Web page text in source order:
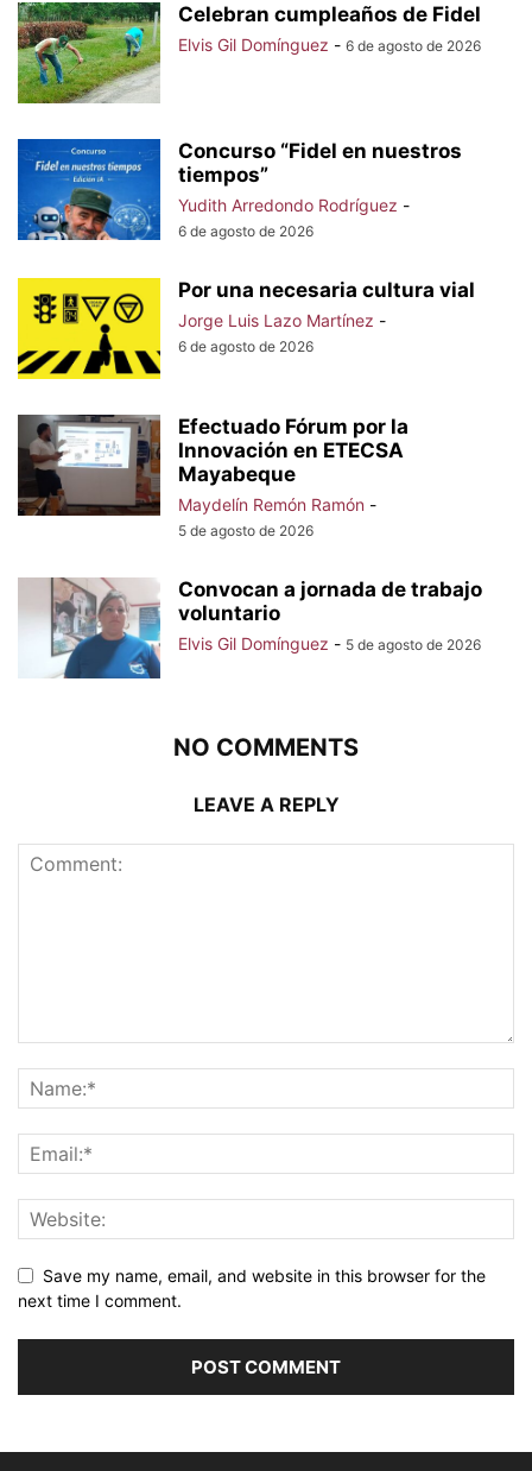
Celebran cumpleaños de Fidel
Elvis Gil Domínguez - 6 de agosto de 2026
Concurso “Fidel en nuestros
tiempos”
Yudith Arredondo Rodríguez -
6 de agosto de 2026
Por una necesaria cultura vial
Jorge Luis Lazo Martínez -
6 de agosto de 2026
Efectuado Fórum por la
Innovación en ETECSA
Mayabeque
Maydelín Remón Ramón -
5 de agosto de 2026
Convocan a jornada de trabajo
voluntario
Elvis Gil Domínguez - 5 de agosto de 2026
NO COMMENTS
LEAVE A REPLY
Save my name, email, and website in this browser for the
next time I comment.